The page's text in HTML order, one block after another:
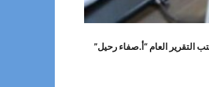
التقرير العام “أ.صفاء رحيل”